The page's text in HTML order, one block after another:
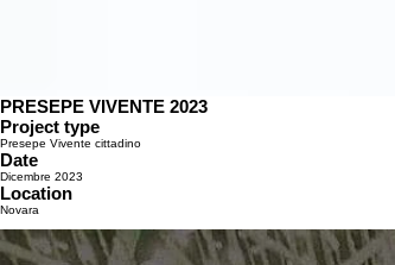
PRESEPE VIVENTE 2023
Project type
Presepe Vivente cittadino
Date
Dicembre 2023
Location
Novara